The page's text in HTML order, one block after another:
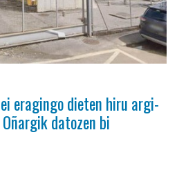
eragingo dieten hiru argi-
datozen bi